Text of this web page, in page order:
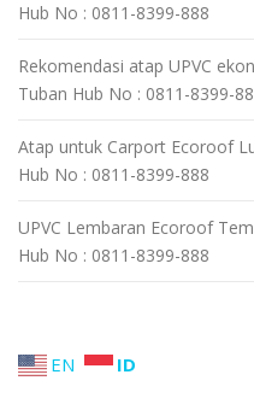
Hub No : 0811-8399-888
Rekomendasi atap UPVC
Tuban Hub No : 0811-8399-
Atap untuk Carport Ecoroof
Hub No : 0811-8399-888
UPVC Lembaran Ecoroof
Hub No : 0811-8399-888
EN ID